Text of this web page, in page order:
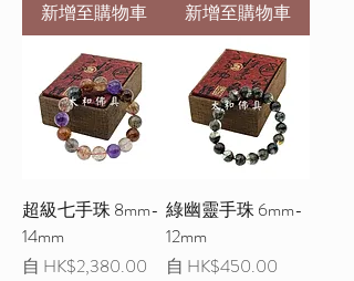
新增至購物車
新增至購物車
超級七手珠 8mm-
14mm
自 HK$2,380.00
促銷價格
綠幽靈手珠 6mm-
12mm
自 HK$450.00
促銷價格